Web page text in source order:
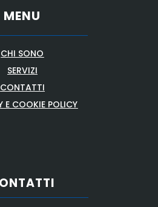
MENU
CHI SONO
SERVIZI
CONTATTI
E COOKIE POLICY